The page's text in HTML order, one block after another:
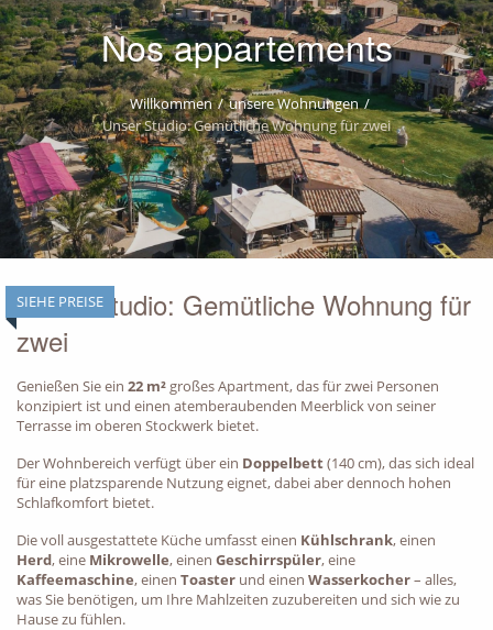
BACK
Nos appartements
Willkommen
unsere Wohnungen
Unser Studio: Gemütliche Wohnung für zwei
SIEHE PREISE
Unser Studio: Gemütliche Wohnung für
zwei
Genießen Sie ein 22 m² großes Apartment, das für zwei Personen
konzipiert ist und einen atemberaubenden Meerblick von seiner
Terrasse im oberen Stockwerk bietet.
Der Wohnbereich verfügt über ein Doppelbett(140 cm), das sich ideal
für eine platzsparende Nutzung eignet, dabei aber dennoch hohen
Schlafkomfort bietet.
Die voll ausgestattete Küche umfasst einen Kühlschrank, einen
Herd, eine Mikrowelle, einen Geschirrspüler, eine
Kaffeemaschine, einen Toaster und einen Wasserkocher– alles,
was Sie benötigen, um Ihre Mahlzeiten zuzubereiten und sich wie zu
Hause zu fühlen.